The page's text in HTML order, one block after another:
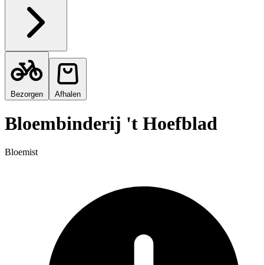
Bezorgen Afhalen
Bloembinderij 't Hoefblad
Bloemist